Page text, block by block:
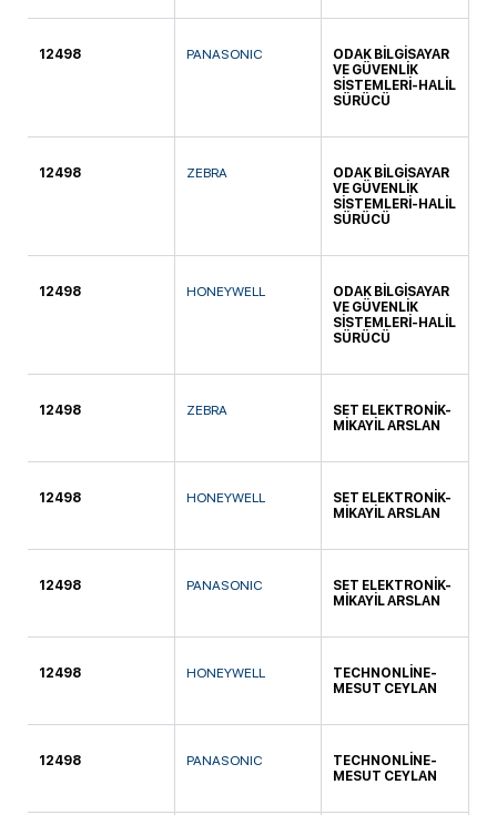
12498 PANASONIC
ODAK BİLGİSAYAR
VE GÜVENLİK
SİSTEMLERİ-HALİL
SÜRÜCÜ
12498 ZEBRA
ODAK BİLGİSAYAR
VE GÜVENLİK
SİSTEMLERİ-HALİL
SÜRÜCÜ
12498 HONEYWELL
ODAK BİLGİSAYAR
VE GÜVENLİK
SİSTEMLERİ-HALİL
SÜRÜCÜ
12498 ZEBRA
SET ELEKTRONİK-
MİKAYİL ARSLAN
12498 HONEYWELL
SET ELEKTRONİK-
MİKAYİL ARSLAN
12498 PANASONIC
SET ELEKTRONİK-
MİKAYİL ARSLAN
12498 HONEYWELL
TECHNONLİNE-
MESUT CEYLAN
12498 PANASONIC
TECHNONLİNE-
MESUT CEYLAN